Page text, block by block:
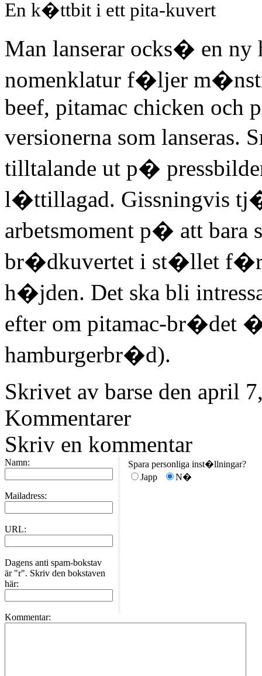
En k�ttbit i ett pita-kuvert
Man lanserar ocks� en ny
nomenklatur f�ljer
beef, pitamac chicken och
versionerna som
tilltalande ut p�
l�ttillagad. Gissningvis
arbetsmoment p� att bara
br�dkuvertet i st�llet f�r
h�jden. Det ska bli
efter om pitamac-br�det
hamburgerbr�d).
Skrivet av barse den april
Kommentarer
Skriv en kommentar
Namn:
Mailadress:
URL:
Dagens anti spam-bokstav
är "r". Skriv den bokstaven
här:
Spara personliga inst�llningar?
Japp
N�
Kommentar: